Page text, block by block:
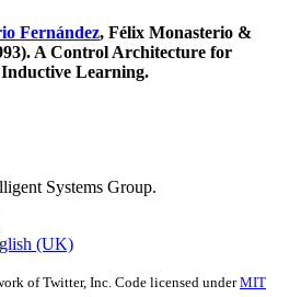
Fernández, Félix Monasterio &
A Control Architecture for
Learning.
Systems Group.
(UK)
of Twitter, Inc. Code licensed underMIT